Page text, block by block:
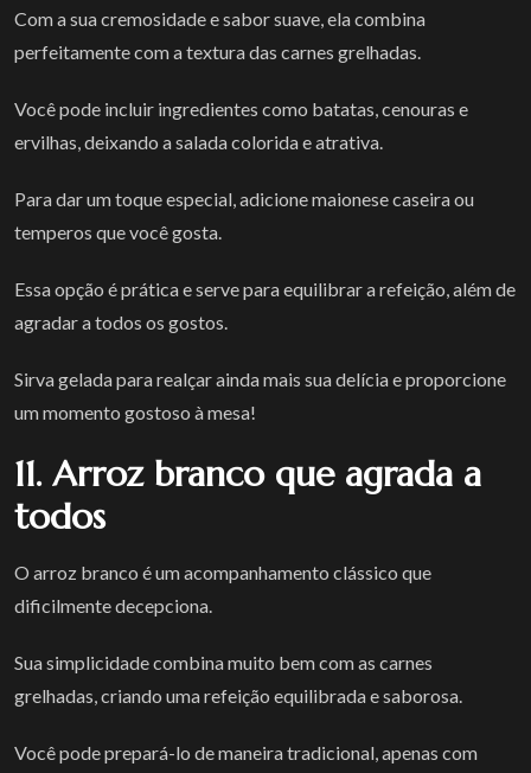
Com a sua cremosidade e sabor suave, ela combina
perfeitamente com a textura das carnes grelhadas.
Você pode incluir ingredientes como batatas, cenouras e
ervilhas, deixando a salada colorida e atrativa.
Para dar um toque especial, adicione maionese caseira ou
temperos que você gosta.
Essa opção é prática e serve para equilibrar a refeição, além de
agradar a todos os gostos.
Sirva gelada para realçar ainda mais sua delícia e proporcione
um momento gostoso à mesa!
11. Arroz branco que agrada a
todos
O arroz branco é um acompanhamento clássico que
dificilmente decepciona.
Sua simplicidade combina muito bem com as carnes
grelhadas, criando uma refeição equilibrada e saborosa.
Você pode prepará-lo de maneira tradicional, apenas com